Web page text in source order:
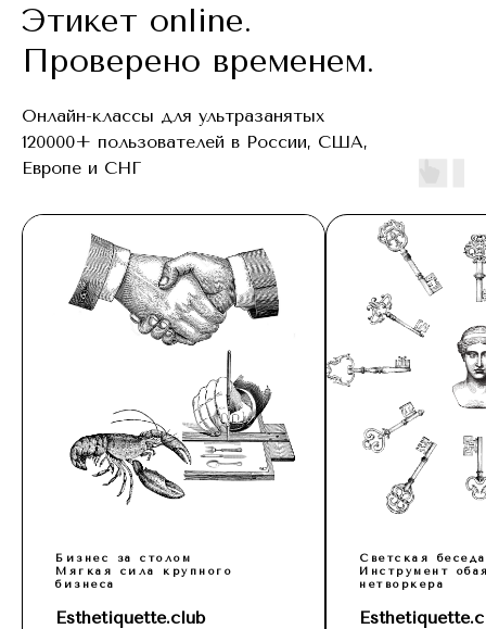
Этикет online.
Проверено временем.
Онлайн-классы для ультразанятых
120000+ пользователей в России, США,
Европе и СНГ
Бизнес за столом
Мягкая сила крупного
бизнеса
Esthetiquette.club
Светская беседа
Инструмент
нетворкера